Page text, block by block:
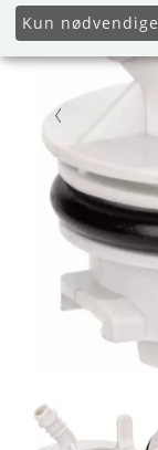
Kun nødvendige